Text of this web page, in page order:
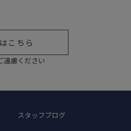
こちら
遠慮ください
スタッフブログ